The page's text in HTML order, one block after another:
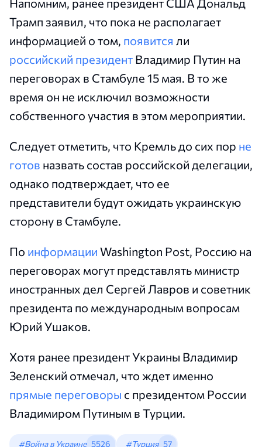
Напомним, ранее президент США Дональд
Трамп заявил, что пока не располагает
информацией о том, появится ли
российский президент Владимир Путин на
переговорах в Стамбуле 15 мая. В то же
время он не исключил возможности
собственного участия в этом мероприятии.
Следует отметить, что Кремль до сих пор не
готов назвать состав российской делегации,
однако подтверждает, что ее
представители будут ожидать украинскую
сторону в Стамбуле.
По информации Washington Post, Россию на
переговорах могут представлять министр
иностранных дел Сергей Лавров и советник
президента по международным вопросам
Юрий Ушаков.
Хотя ранее президент Украины Владимир
Зеленский отмечал, что ждет именно
прямые переговоры с президентом России
Владимиром Путиным в Турции.
#Война в Украине 5526 #Турция 57